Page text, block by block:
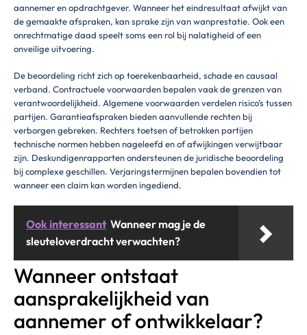
aannemer en opdrachtgever. Wanneer het eindresultaat afwijkt van
de gemaakte afspraken, kan sprake zijn van wanprestatie. Ook een
onrechtmatige daad speelt soms een rol bij nalatigheid of een
onveilige uitvoering.
De beoordeling richt zich op toerekenbaarheid, schade en causaal
verband. Contractuele voorwaarden bepalen vaak de grenzen van
verantwoordelijkheid. Algemene voorwaarden verdelen risico’s tussen
partijen. Garantieafspraken bieden aanvullende rechten bij
verborgen gebreken. Rechters toetsen of betrokken partijen
technische normen hebben nageleefd en of afwijkingen verwijtbaar
zijn. Deskundigenrapporten ondersteunen de juridische beoordeling
bij complexe geschillen. Verjaringstermijnen bepalen bovendien tot
wanneer een claim kan worden ingediend.
Ook interessant Wanneer mag je de
sleuteloverdracht verwachten?
Wanneer ontstaat
aansprakelijkheid van
aannemer of ontwikkelaar?